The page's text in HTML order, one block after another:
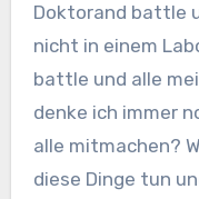
Doktorand battle
nicht in einem
battle und alle
denke ich immer
alle mitmachen?
diese Dinge tun